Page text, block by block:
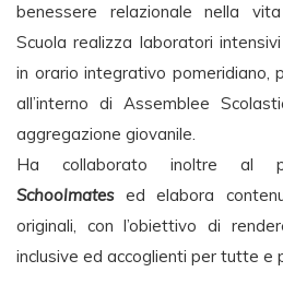
benessere relazionale nella
Scuola realizza laboratori
in orario integrativo pomeridiano,
all’interno di Assemblee
aggregazione giovanile.
Ha collaborato inoltre al
Schoolmatesed elabora
originali, con l’obiettivo di
inclusive ed accoglienti per tutte e